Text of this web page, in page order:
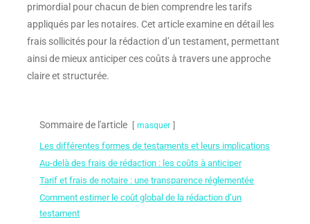
primordial pour chacun de bien comprendre les tarifs
appliqués par les notaires. Cet article examine en détail les
frais sollicités pour la rédaction d’un testament, permettant
ainsi de mieux anticiper ces coûts à travers une approche
claire et structurée.
Sommaire de l'article masquer
Les différentes formes de testaments et leurs implications
Au-delà des frais de rédaction : les coûts à anticiper
Tarif et frais de notaire : une transparence réglementée
Comment estimer le coût global de la rédaction d’un
testament